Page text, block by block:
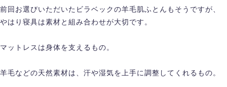
前回お選びいただいたビラベックの羊毛肌ふとんもそうですが、
やはり寝具は素材と組み合わせが大切です。
マットレスは身体を支えるもの。
羊毛などの天然素材は、汗や湿気を上手に調整してくれるもの。